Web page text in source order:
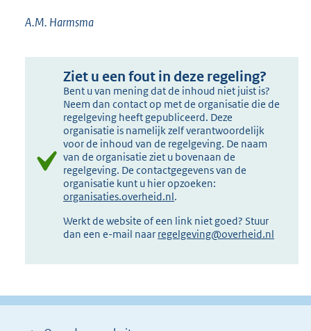
A.M. Harmsma
Ziet u een fout in deze regeling?
Bent u van mening dat de inhoud niet juist is?
Neem dan contact op met de organisatie die de
regelgeving heeft gepubliceerd. Deze
organisatie is namelijk zelf verantwoordelijk
voor de inhoud van de regelgeving. De naam
van de organisatie ziet u bovenaan de
regelgeving. De contactgegevens van de
organisatie kunt u hier opzoeken:
organisaties.overheid.nl.
Werkt de website of een link niet goed? Stuur
dan een e-mail naar regelgeving@overheid.nl